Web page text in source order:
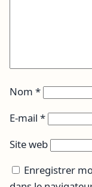
Nom *
E-mail *
Site web
Enregistrer